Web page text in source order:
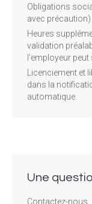
Obligations
avec précaution)
Heures
validation
l’employeur
Licenciement et
dans la
automatique
Une
Contactez-nous